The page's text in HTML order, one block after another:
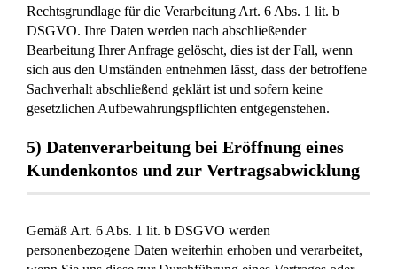
Rechtsgrundlage für die Verarbeitung Art. 6 Abs. 1 lit. b
DSGVO. Ihre Daten werden nach abschließender
Bearbeitung Ihrer Anfrage gelöscht, dies ist der Fall, wenn
sich aus den Umständen entnehmen lässt, dass der betroffene
Sachverhalt abschließend geklärt ist und sofern keine
gesetzlichen Aufbewahrungspflichten entgegenstehen.
5) Datenverarbeitung bei Eröffnung eines
Kundenkontos und zur Vertragsabwicklung
Gemäß Art. 6 Abs. 1 lit. b DSGVO werden
personenbezogene Daten weiterhin erhoben und verarbeitet,